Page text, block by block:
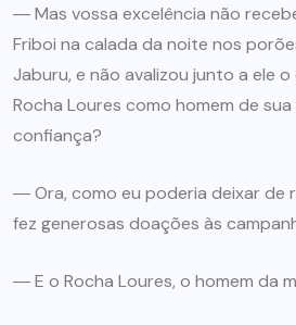
― Mas vossa excelência não
Friboi na calada da noite nos
Jaburu, e não avalizou junto a ele
Rocha Loures como homem de
confiança?
― Ora, como eu poderia deixar de
fez generosas doações às
― E o Rocha Loures, o homem da